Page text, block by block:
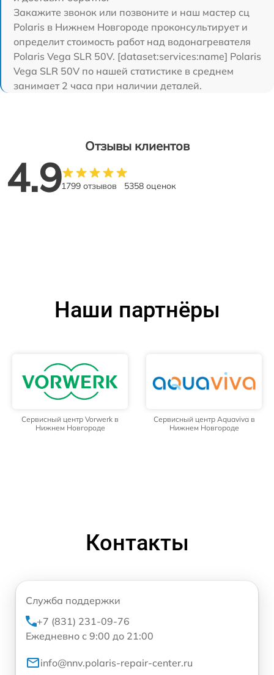
Закажите звонок или позвоните и наш мастер сц
Polaris в Нижнем Новгороде проконсультирует и
определит стоимость работ над водонагревателя
Polaris Vega SLR 50V. [dataset:services:name] Polaris
Vega SLR 50V по нашей статистике в среднем
занимает 2 часа при наличии деталей.
Отзывы клиентов
4.91799 отзывов 5358 оценок
Наши партнёры
Сервисный центр Vorwerk в
Нижнем Новгороде
Сервисный центр Aquaviva в
Нижнем Новгороде
Контакты
Служба поддержки
+7 (831) 231-09-76
Ежедневно с 9:00 до 21:00
info@nnv.polaris-repair-center.ru